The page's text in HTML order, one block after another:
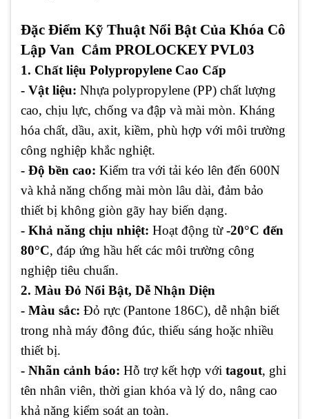
Đặc Điểm Kỹ Thuật Nổi Bật Của Khóa Cô
Lập Van Cắm PROLOCKEY PVL03
1. Chất liệu Polypropylene Cao Cấp
- Vật liệu: Nhựa polypropylene (PP) chất lượng
cao, chịu lực, chống va đập và mài mòn. Kháng
hóa chất, dầu, axit, kiềm, phù hợp với môi trường
công nghiệp khắc nghiệt.
- Độ bền cao: Kiểm tra với tải kéo lên đến 600N
và khả năng chống mài mòn lâu dài, đảm bảo
thiết bị không giòn gãy hay biến dạng.
- Khả năng chịu nhiệt: Hoạt động từ-20°C đến
80°C, đáp ứng hầu hết các môi trường công
nghiệp tiêu chuẩn.
2. Màu Đỏ Nổi Bật, Dễ Nhận Diện
- Màu sắc: Đỏ rực (Pantone 186C), dễ nhận biết
trong nhà máy đông đúc, thiếu sáng hoặc nhiều
thiết bị.
- Nhãn cảnh báo: Hỗ trợ kết hợp với tagout, ghi
tên nhân viên, thời gian khóa và lý do, nâng cao
khả năng kiểm soát an toàn.